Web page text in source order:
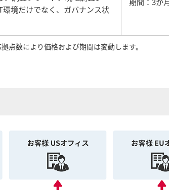
環境だけでなく、ガバナンス状
点数により価格および期間は変動します。